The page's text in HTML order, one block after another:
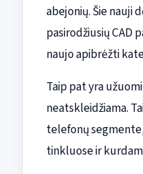
abejonių. Šie nauji
pasirodžiusių CAD
naujo apibrėžti
Taip pat yra
neatskleidžiama.
telefonų
tinkluose ir